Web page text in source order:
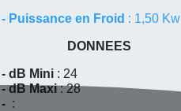
- Puissance en Froid : 1,50 Kw
DONNEES
- dB Mini: 24
- dB Maxi: 28
- :